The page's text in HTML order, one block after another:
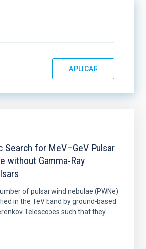
Search for MeV–GeV Pulsar
without Gamma-Ray
of pulsar wind nebulae (PWNe)
in the TeV band by ground-based
Telescopes such that they...